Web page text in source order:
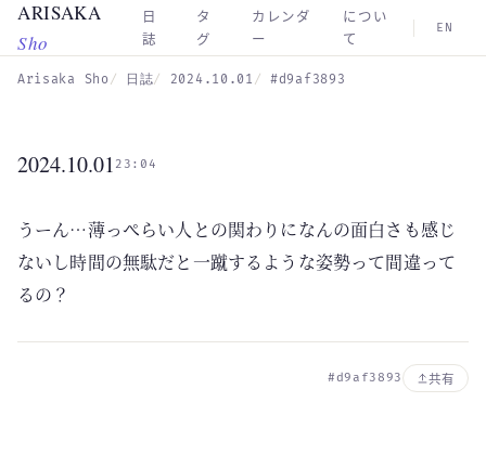
Skip to main content
ARISAKA
Sho
日
誌
タ
グ
カレンダ
ー
につい
て
EN
Arisaka Sho 日誌 2024.10.01 #d9af3893
2024.10.01 23:04
うーん…薄っぺらい人との関わりになんの面白さも感じ
ないし時間の無駄だと一蹴するような姿勢って間違って
るの？
#d9af3893 共有